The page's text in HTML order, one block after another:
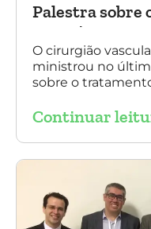
Palestra sobre
aneurismas
multilayer, em
O cirurgião
ministrou no
sobre o
foto, Dr. Daniel
Angiologia e
do Sul.
Continuar